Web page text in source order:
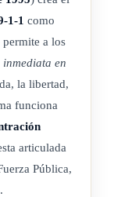
y su
el Derecho
1-1 como
permite a los
en
la libertad,
funciona
articulada
Pública,